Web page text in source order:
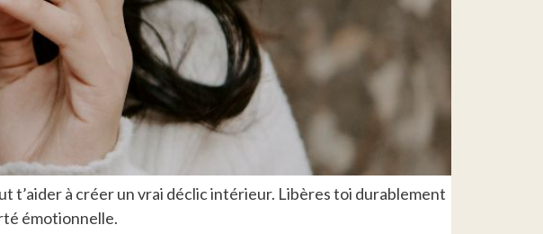
t’aider à créer un vrai déclic intérieur. Libères toi durablement
émotionnelle.